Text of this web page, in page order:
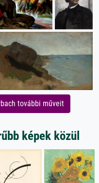
további műveit
képek közül